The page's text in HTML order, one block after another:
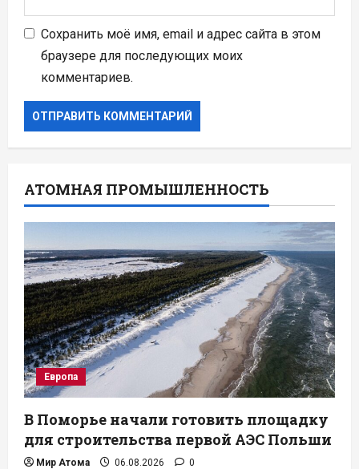
Сохранить моё имя, email и адрес сайта в этом
браузере для последующих моих
комментариев.
АТОМНАЯ ПРОМЫШЛЕННОСТЬ
Европа
В Поморье начали готовить площадку
для строительства первой АЭС Польши
Мир Атома 06.08.2026 0